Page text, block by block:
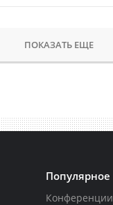
ПОКАЗАТЬ ЕЩЕ
Популярное
Конференции